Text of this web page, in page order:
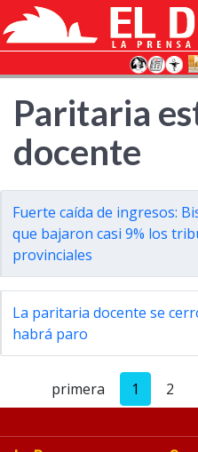
Paritaria
docente
Fuerte caída de ingresos:
que bajaron casi 9% los
provinciales
La paritaria docente se
habrá paro
primera 1 2